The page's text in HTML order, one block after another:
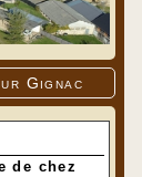
Gignac
de chez